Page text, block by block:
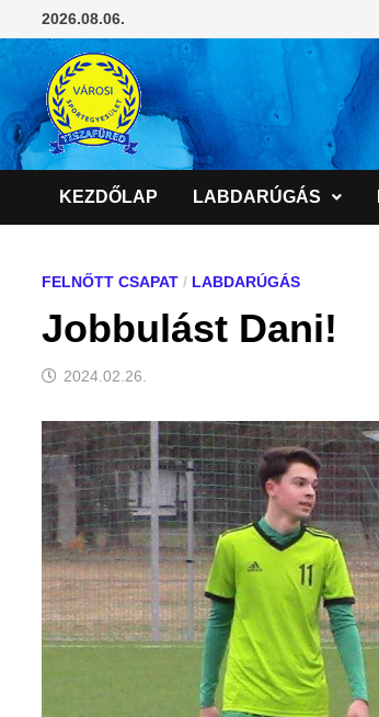
to
2026.08.06.
KEZDŐLAP LABDARÚGÁS
FELNŐTT CSAPAT / LABDARÚGÁS
Jobbulást Dani!
2024.02.26.